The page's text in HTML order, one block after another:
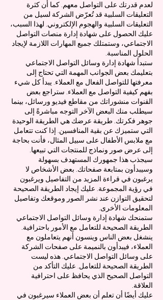
لعدم قدرتك على التواصل معهم. كما أن كثرة
التعليقات السلبية قد تُعرّض الشركة لسيل من
التعليقات السلبية والهجوم الإلكتروني. لهذا السبب،
عليك الحصول على شهادة إدارة منصات التواصل
الاجتماعي، وستمتلك جميع المهارات اللازمة لإيجاد
الحلول المناسبة.
ستبدأ شهادة إدارة وسائل التواصل الاجتماعي
بتعليمك بعض الجوانب المهمة التي تحتاج إلى
معرفتها للتواصل الفعال مع العملاء. يبدأ كل شيء
بفهم كيفية التواصل مع العملاء. ستراجع بعض
القنوات منشوراتك من مقاطع فيديو ورسائل، بينما
سيطلب منك البعض الآخر التوجه مباشرةً إلى
جوهر فكرتك. طريقة عرضك هي الطريقة الوحيدة
التي ستميزك عن بقية المنافسين. إذا كنت تتعامل
مع ملابس الأطفال على سبيل المثال، فأنت بحاجة
إلى عرض صور ونماذج للمنتجات التي تبيعها.
سيجذب هذا جمهورك المستهدف بسهولة
وسيبدأون بمتابعة صفحاتك. بعض الأشخاص لا
يرغبون في قراءة المزيد من التفاصيل ويرغبون
في رؤية المجموعة. عليك إيجاد الطريقة الصحيحة
لتحقيق التوازن عند نشر الصور وموقعك وتفاصيل
المعلومات الأخرى.
ستمنحك شهادة إدارة وسائل التواصل الاجتماعي
الطريقة الصحيحة للتعامل مع الأمور باحترافية.
ينشغل بعض الناس وينسون أنهم يتعاملون مع
العملاء، فيبدأون بالنميمة على صفحات الشركة
على وسائل التواصل الاجتماعي. هذه ليست
الطريقة الصحيحة للتعامل. عليك التأكد من
التواصل الصحيح الذي يحافظ على احترافية
العلاقة.
عليك أيضًا أن تعلم أن بعض العملاء سيرغبون في